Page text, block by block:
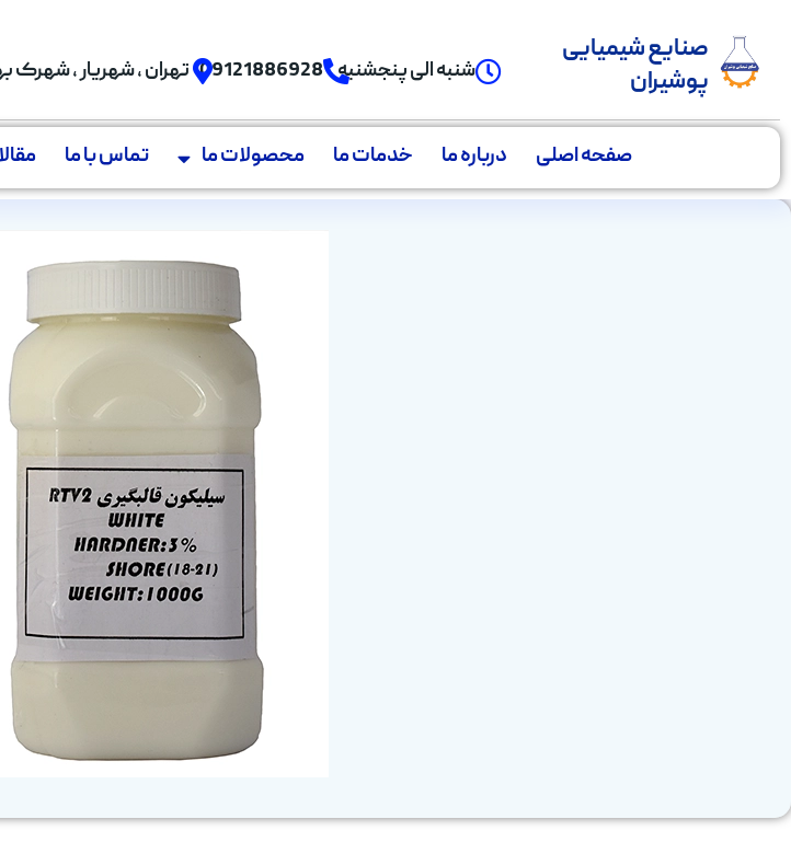
صنایع شیمیایی
پوشیران
شنبه الی پنجشنبه 09121886928 تهران , شهریار , شهرک
صفحه اصلی درباره ما خدمات ما محصولات ما تماس با ما